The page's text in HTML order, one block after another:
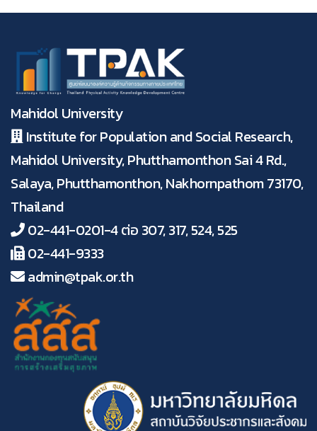
Mahidol University
Institute for Population and Social Research,
Mahidol University, Phutthamonthon Sai 4 Rd.,
Salaya, Phutthamonthon, Nakhornpathom 73170,
Thailand
02-441-0201-4 ต่อ 307, 317, 524, 525
02-441-9333
admin@tpak.or.th